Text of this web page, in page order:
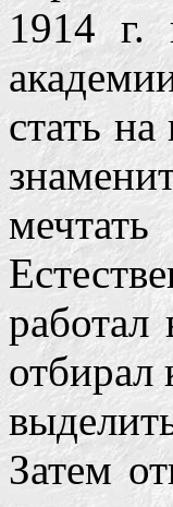
1914 г.
стать
работал
отбирал
Затем